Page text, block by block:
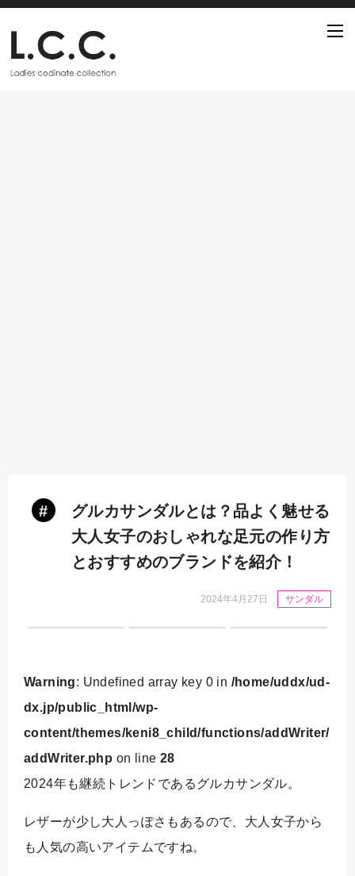
#
グルカサンダルとは？品よく魅せる
大人女子のおしゃれな足元の作り方
とおすすめのブランドを紹介！
2024年4月27日 サンダル
Warning: Undefined array key 0 in /home/uddx/ud-
dx.jp/public_html/wp-
content/themes/keni8_child/functions/addWriter/
addWriter.php on line 28
2024年も継続トレンドであるグルカサンダル。
レザーが少し大人っぽさもあるので、大人女子から
も人気の高いアイテムですね。